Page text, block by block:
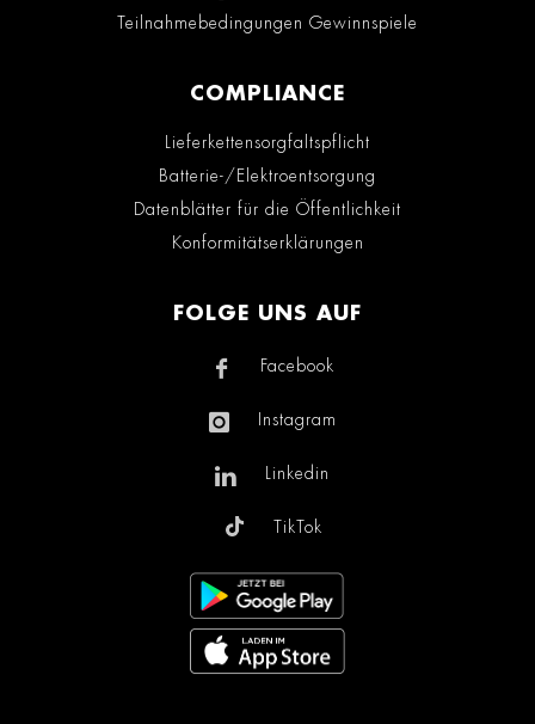
Teilnahmebedingungen Gewinnspiele
COMPLIANCE
Lieferkettensorgfaltspflicht
Batterie-/Elektroentsorgung
Datenblätter für die Öffentlichkeit
Konformitätserklärungen
FOLGE UNS AUF
Facebook
Instagram
Linkedin
TikTok